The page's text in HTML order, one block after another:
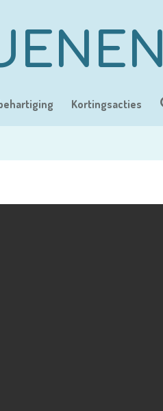
Kortingsacties